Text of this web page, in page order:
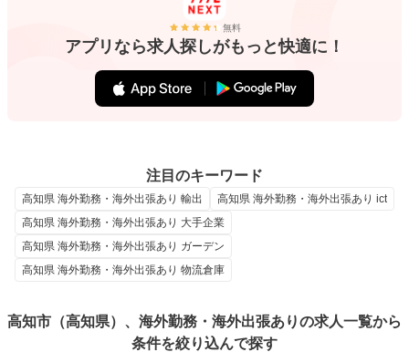
無料
アプリなら求人探しがもっと快適に！
注目のキーワード
高知県 海外勤務・海外出張あり 輸出
高知県 海外勤務・海外出張あり ict
高知県 海外勤務・海外出張あり 大手企業
高知県 海外勤務・海外出張あり ガーデン
高知県 海外勤務・海外出張あり 物流倉庫
高知市（高知県）、海外勤務・海外出張ありの求人一覧から
条件を絞り込んで探す